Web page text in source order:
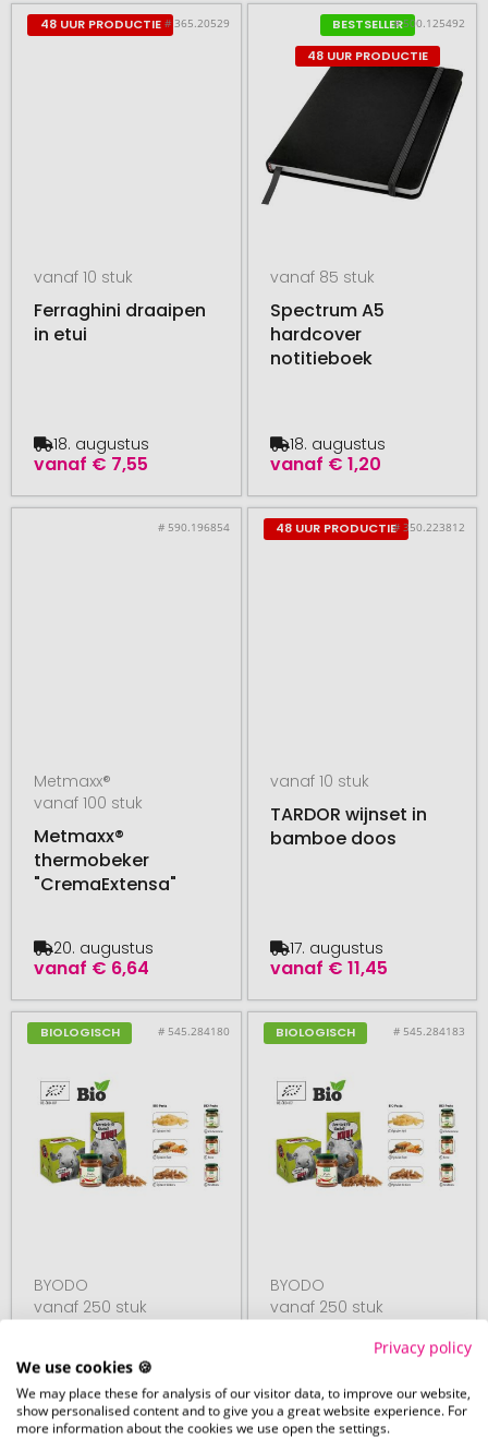
48 UUR PRODUCTIE # 365.20529
vanaf 10 stuk
Ferraghini draaipen
in etui
vanaf € 7,55
18. augustus
BESTSELLER
48 UUR PRODUCTIE
# 500.125492
vanaf 85 stuk
Spectrum A5
hardcover
notitieboek
vanaf € 1,20
18. augustus
# 590.196854
Metmaxx®
vanaf 100 stuk
Metmaxx®
thermobeker
"CremaExtensa"
vanaf € 6,64
20. augustus
48 UUR PRODUCTIE# 350.223812
vanaf 10 stuk
TARDOR wijnset in
bamboe doos
vanaf € 11,45
17. augustus
BIOLOGISCH # 545.284180
BYODO
vanaf 250 stuk
staande zak, 200 g
BIOLOGISCH # 545.284183
BYODO
vanaf 250 stuk
BIO pesto in
reclamekarton, 125 g
Privacy policy
We use cookies 🍪
We may place these for analysis of our visitor data, to improve our website,
show personalised content and to give you a great website experience. For
more information about the cookies we use open the settings.